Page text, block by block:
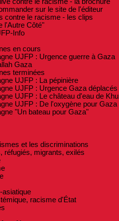
sur le site de l'éditeur
contre le racisme - les clips
l'Autre Côté"
Info
en cours
UJFP : Urgence guerre à Gaza
Gaza
terminées
UJFP : La pépinière
UJFP : Urgence Gaza déplacés
UJFP : Le château d'eau de
UJFP : De l'oxygène pour Gaza
"Un bateau pour Gaza"
et les discriminations
réfugiés, migrants, exilés
asiatique
racisme d'État